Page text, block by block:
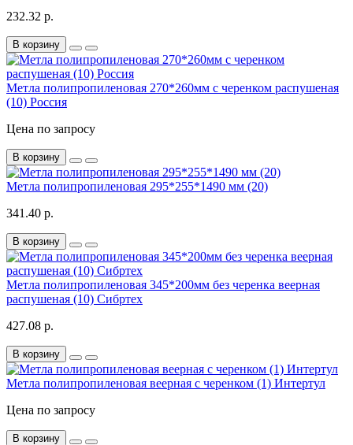
232.32 р.
В корзину
Метла полипропиленовая 270*260мм с черенком распушеная
(10) Россия
Цена по запросу
В корзину
Метла полипропиленовая 295*255*1490 мм (20)
341.40 р.
В корзину
Метла полипропиленовая 345*200мм без черенка веерная
распушеная (10) Сибртех
427.08 р.
В корзину
Метла полипропиленовая веерная с черенком (1) Интертул
Цена по запросу
В корзину